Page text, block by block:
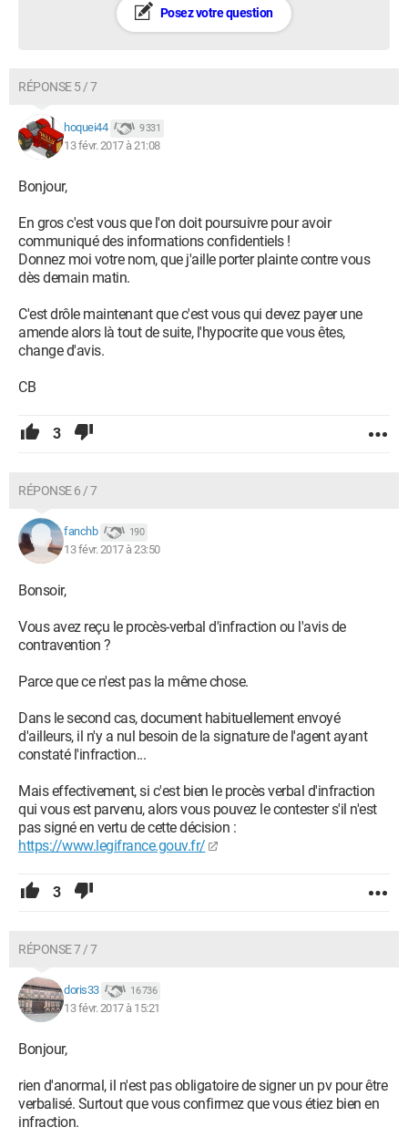
Posez votre question
RÉPONSE 5 / 7
hoquei44 9 331
13 févr. 2017 à 21:08
Bonjour,
En gros c'est vous que l'on doit poursuivre pour avoir
communiqué des informations confidentiels !
Donnez moi votre nom, que j'aille porter plainte contre vous
dès demain matin.
C'est drôle maintenant que c'est vous qui devez payer une
amende alors là tout de suite, l'hypocrite que vous êtes,
change d'avis.
CB
3
RÉPONSE 6 / 7
fanchb 190
13 févr. 2017 à 23:50
Bonsoir,
Vous avez reçu le procès-verbal d'infraction ou l'avis de
contravention ?
Parce que ce n'est pas la même chose.
Dans le second cas, document habituellement envoyé
d'ailleurs, il n'y a nul besoin de la signature de l'agent ayant
constaté l'infraction...
Mais effectivement, si c'est bien le procès verbal d'infraction
qui vous est parvenu, alors vous pouvez le contester s'il n'est
pas signé en vertu de cette décision :
https://www.legifrance.gouv.fr/
3
RÉPONSE 7 / 7
doris33 16 736
13 févr. 2017 à 15:21
Bonjour,
rien d'anormal, il n'est pas obligatoire de signer un pv pour être
verbalisé. Surtout que vous confirmez que vous étiez bien en
infraction.